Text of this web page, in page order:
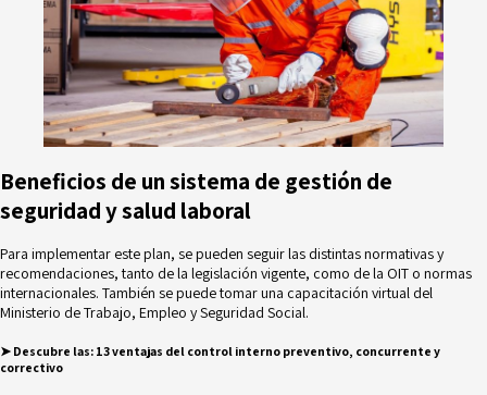
Beneficios de un sistema de gestión de
seguridad y salud laboral
Para implementar este plan, se pueden seguir las distintas normativas y
recomendaciones, tanto de la legislación vigente, como de la OIT o normas
internacionales. También se puede tomar una capacitación virtual del
Ministerio de Trabajo, Empleo y Seguridad Social.
➤ Descubre las: 13 ventajas del control interno preventivo, concurrente y
correctivo